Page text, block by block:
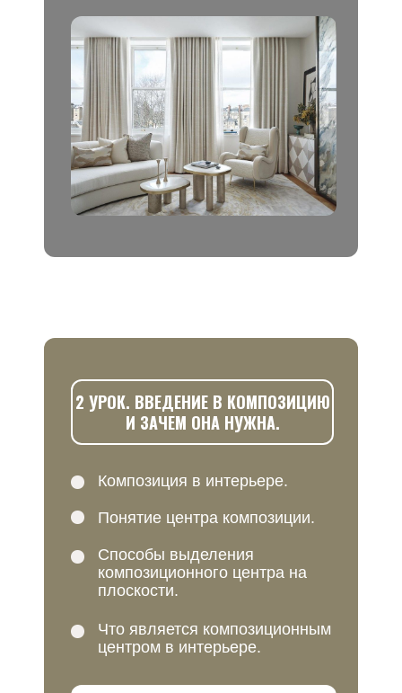
2 УРОК. ВВЕДЕНИЕ В КОМПОЗИЦИЮ
И ЗАЧЕМ ОНА НУЖНА.
Композиция в интерьере.
Способы выделения
композиционного центра на
плоскости.
Что является композиционным
центром в интерьере.
Понятие центра композиции.